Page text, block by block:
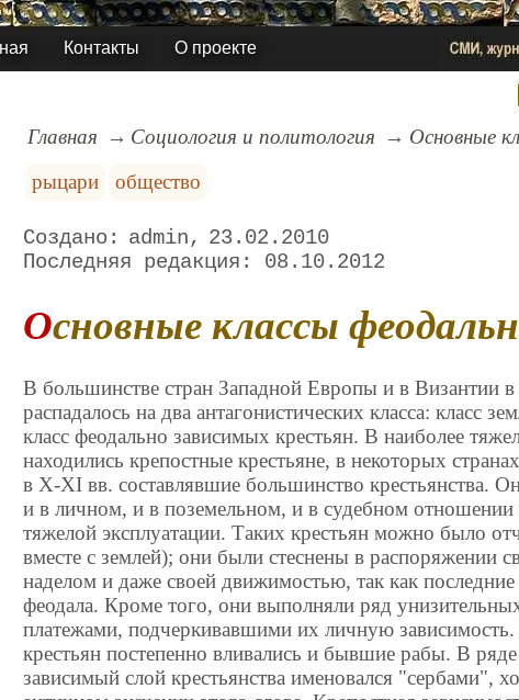
Контакты О проекте
Главная Социология и политология
Основные
рыцари
общество
admin
23.02.2010
08.10.2012
Основные классы
В большинстве стран Западной Европы и в Византии
распадалось на два антагонистических класса: класс
класс феодально зависимых крестьян. В наиболее
находились крепостные крестьяне, в некоторых
в X-XI вв. составлявшие большинство крестьянства.
и в личном, и в поземельном, и в судебном отношении
тяжелой эксплуатации. Таких крестьян можно было
вместе с землей); они были стеснены в распоряжении
наделом и даже своей движимостью, так как последние
феодала. Кроме того, они выполняли ряд
платежами, подчеркивавшими их личную
крестьян постепенно вливались и бывшие рабы. В ряде
зависимый слой крестьянства именовался "сербами",